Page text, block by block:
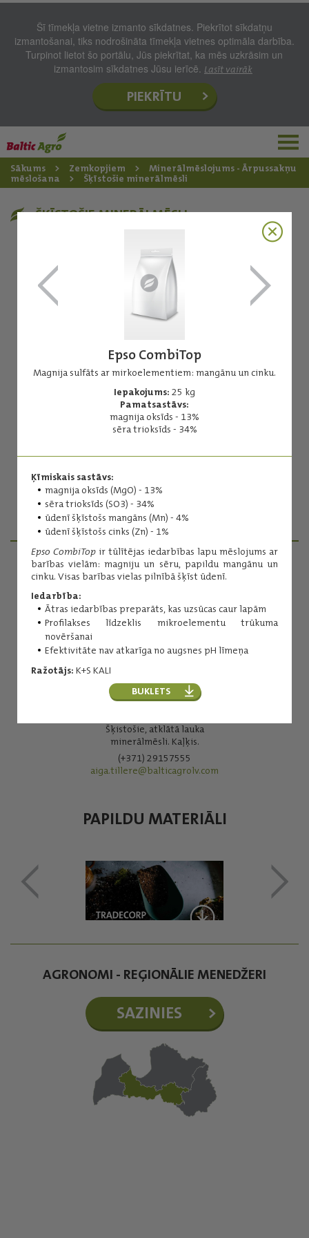
Šī tīmekļa vietne izmanto sīkdatnes. Piekrītot sīkdatņu
izmantošanai, tiks nodrošināta tīmekļa vietnes optimāla darbība.
Turpinot lietot šo portālu, Jūs piekrītat, ka mēs uzkrāsim un
izmantosim sīkdatnes Jūsu ierīcē. Lasīt vairāk
PIEKRĪTU
Sākums Zemkopjiem
Minerālmēslojums - Ārpussakņu
mēslošana
Šķīstošie minerālmēsli
Epso CombiTop
Magnija sulfāts ar mirkoelementiem: mangānu un cinku.
Iepakojums: 25 kg
Pamatsastāvs:
magnija oksīds - 13%
sēra trioksīds - 34%
Ķīmiskais sastāvs:
magnija oksīds (MgO) - 13%
sēra trioksīds (SO3) - 34%
ūdenī šķīstošs mangāns (Mn) - 4%
ūdenī šķīstošs cinks (Zn) - 1%
Epso CombiTop ir tūlītējas iedarbības lapu mēslojums ar
barības vielām: magniju un sēru, papildu mangānu un
cinku. Visas barības vielas pilnībā šķīst ūdenī.
Iedarbība:
Ātras iedarbības preparāts, kas uzsūcas caur lapām
Profilakses līdzeklis mikroelementu trūkuma
novēršanai
Efektivitāte nav atkarīga no augsnes pH līmeņa
Ražotājs: K+S KALI
BUKLETS
ŠĶĪSTOŠIE MINERĀLMĒSLI
Epso CombiTop
Magnija sulfāts ar mirkoelementiem: mangānu un cinku.
Pamatsastāvs:
sēra trioksīds - 34%
Lasīt vairāk
PRODUKTU MENEDŽERI
Šķistošie, atklātā lauka
minerālmēsli. Kaļķis.
(+371) 29157555
aiga.tillere@balticagrolv.com
PAPILDU MATERIĀLI
AGRONOMI - REĢIONĀLIE MENEDŽERI
SAZINIES